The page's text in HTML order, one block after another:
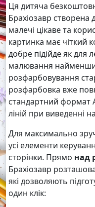
Ця дитяча
Брахіозавр
малечі цікаве та
картинка має чіткий
добре підійде як для
малювання
розфарбовування
розфарбовка вже
стандартний формат
ліній при виведенні
Для максимально
усі елементи
сторінки. Прямо над
Брахіозавр
які дозволяють
один клік: